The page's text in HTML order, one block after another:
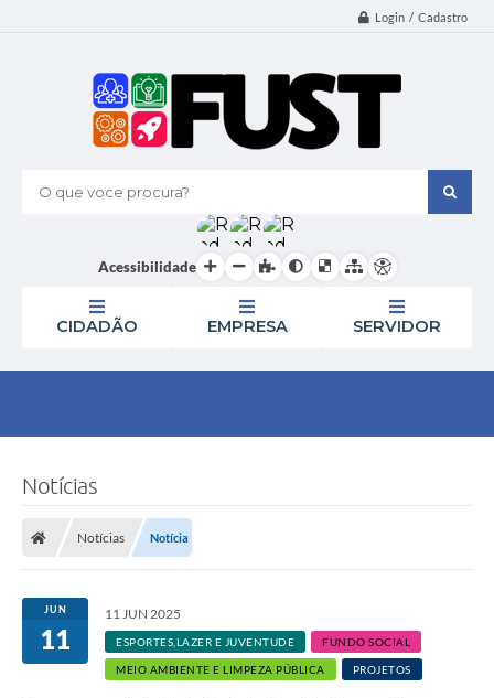
Login / Cadastro
O que voce procura?
Acessibilidade
CIDADÃO EMPRESA SERVIDOR
Notícias
Notícias Notícia
JUN
11
11 JUN 2025
ESPORTES,LAZER E JUVENTUDE FUNDO SOCIAL
MEIO AMBIENTE E LIMPEZA PÚBLICA PROJETOS